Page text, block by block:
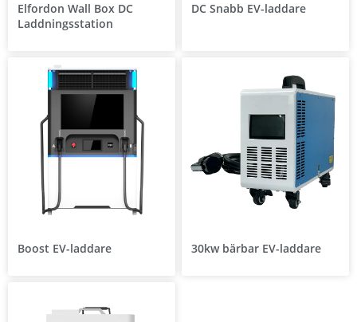
Elfordon Wall Box DC
Laddningsstation
DC Snabb EV-laddare
Boost EV-laddare 30kw bärbar EV-laddare